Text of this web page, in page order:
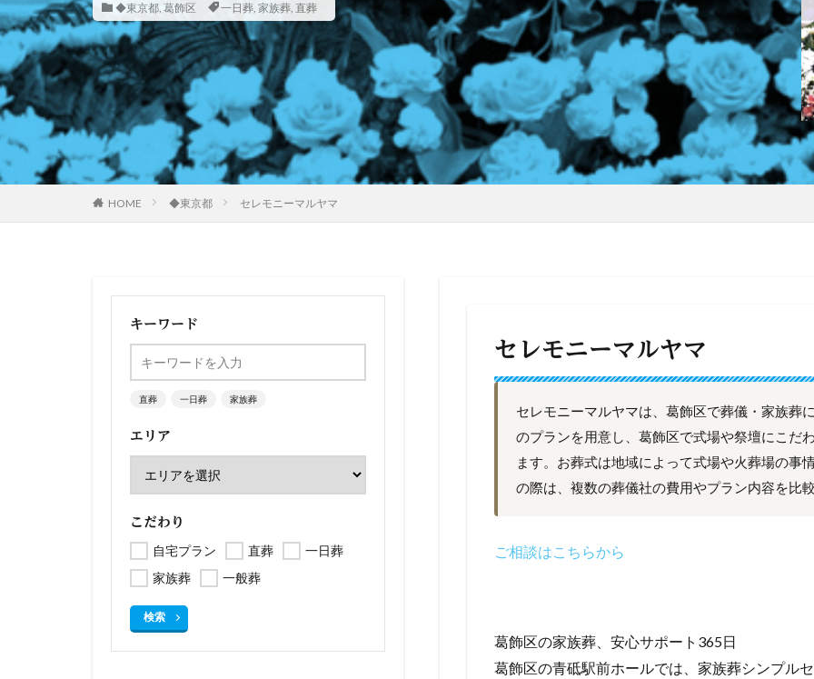
◆東京都, 葛飾区 一日葬, 家族葬, 直葬
HOME ◆東京都 セレモニーマルヤマ
セレモニーマルヤマ
セレモニーマルヤマは、葛飾区で葬儀・家族葬
のプランを用意し、葛飾区で式場や祭壇にこだ
ます。お葬式は地域によって式場や火葬場の事
の際は、複数の葬儀社の費用やプラン内容を比
ご相談はこちらから
葛飾区の家族葬、安心サポート365日
葛飾区の青砥駅前ホールでは、家族葬シンプル
キーワード
直葬 一日葬 家族葬
エリア
こだわり
自宅プラン 直葬
一日葬
家族葬
一般葬
検索